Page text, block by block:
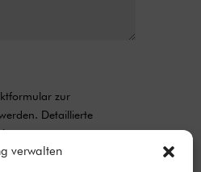
verwalten
zur
Detaillierte
unserer